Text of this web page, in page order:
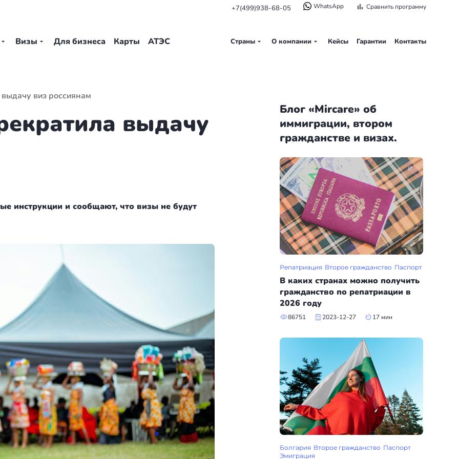
+7(499)938-68-05 WhatsApp Сравнить программу
Визы Для бизнеса Карты АТЭС Страны О компании Кейсы Гарантии Контакты
виз россиянам
выдачу
инструкции и сообщают, что визы не будут
Блог «Mircare» об
иммиграции, втором
гражданстве и визах.
Репатриация Второе гражданство Паспорт
В каких странах можно получить
гражданство по репатриации в
2026 году
86751 2023-12-27 17 мин
Болгария Второе гражданство Паспорт
Эмиграция